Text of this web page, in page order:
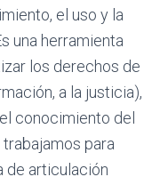
el uso y la
una herramienta
los derechos de
a la justicia),
conocimiento del
para
de articulación